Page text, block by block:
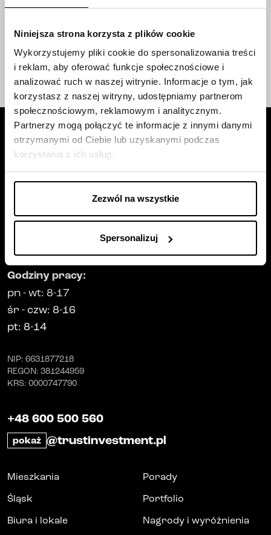
Niniejsza strona korzysta z plików cookie
Wykorzystujemy pliki cookie do spersonalizowania treści
i reklam, aby oferować funkcje społecznościowe i
analizować ruch w naszej witrynie. Informacje o tym, jak
korzystasz z naszej witryny, udostępniamy partnerom
społecznościowym, reklamowym i analitycznym.
Partnerzy mogą połączyć te informacje z innymi danymi
otrzymanymi od Ciebie lub uzyskanymi podczas
korzystania z ich usług.
Zezwól na wszystkie
Spersonalizuj
wiadomości SMS.
linkiem
telefonicznej;
wiadomości e-mail;
Wyślij
Siedziba firmy
Trust Investment SA
ul. Robotnicza 1
Godziny pracy:
pn-wt: 8-17
śr - czw: 8-16
pt: 8-14
NIP: 6631877218
REGON: 381244959
KRS: 0000747790
+48 600 500 560
pokaż @trustinvestment.pl
Mieszkania
Śląsk
Biura i lokale
Porady
Portfolio
Nagrody i wyróżnienia